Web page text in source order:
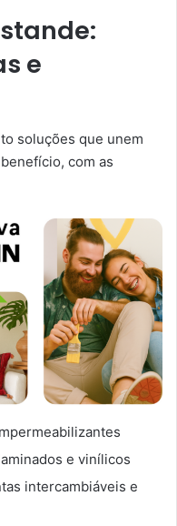
e
soluções que unem
com as
e vinílicos
intercambiáveis e